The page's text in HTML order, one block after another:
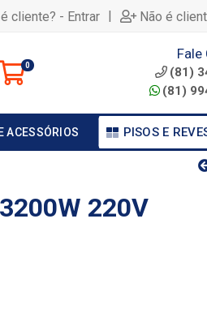
cliente? - Entrar | Não é
0
Fale
(81)
(81)
ACESSÓRIOS PISOS E
220V